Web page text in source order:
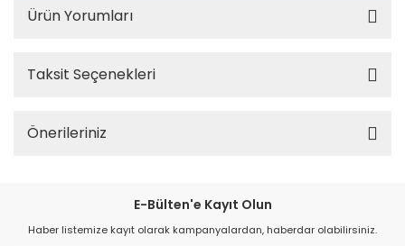
Ürün Yorumları
Taksit Seçenekleri
Önerileriniz
E-Bülten'e Kayıt Olun
Haber listemize kayıt olarak kampanyalardan, haberdar olabilirsiniz.